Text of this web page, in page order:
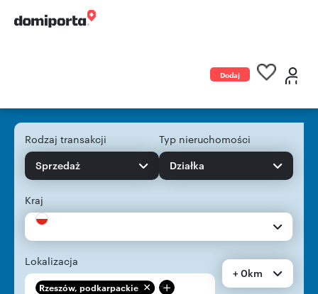
Dodaj
Rodzaj transakcji
Sprzedaż
Typ nieruchomości
Działka
Kraj
Lokalizacja
Rzeszów, podkarpackie +
+ 0km